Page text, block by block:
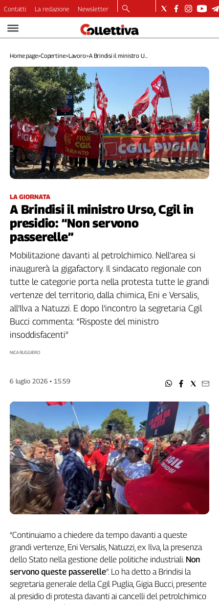
Video
Dirette
Longform
Copertine
Economia
Lavoro
Ambiente
Diritti
Welfare
Italia
Internazionale
Categorie
Filcams
Filctem
Fillea
Filt
Fp
Nidil
Slc
Inca
G8
di
Genova,
il
sangue
della
ragione
120
anni
Collettiva
Academy
Collettiva
Play
Rubriche
Contatti La redazione Newsletter
Home page>Copertine>Lavoro>A Brindisi il ministro U...
LA GIORNATA
A Brindisi il ministro Urso, Cgil in
presidio: “Non servono
passerelle”
Mobilitazione davanti al petrolchimico. Nell’area si
inaugurerà la gigafactory. Il sindacato regionale con
tutte le categorie porta nella protesta tutte le grandi
vertenze del territorio, dalla chimica, Eni e Versalis,
all’Ilva a Natuzzi. E dopo l’incontro la segretaria Cgil
Bucci commenta: “Risposte del ministro
insoddisfacenti”
NICA RUGGIERO
6 luglio 2026 • 15:59
“Continuiamo a chiedere da tempo davanti a queste
grandi vertenze, Eni Versalis, Natuzzi, ex Ilva, la presenza
dello Stato nella gestione delle politiche industriali. Non
servono queste passerelle”. Lo ha detto a Brindisi la
segretaria generale della Cgil Puglia, Gigia Bucci, presente
al presidio di protesta davanti ai cancelli del petrolchimico